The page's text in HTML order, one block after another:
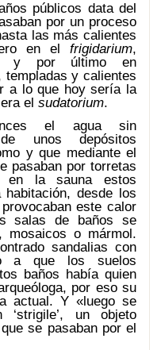
públicos data del
por un proceso
las más calientes
en el frigidarium,
y por último en
y calientes
a lo que hoy sería la
el sudatorium.
el agua sin
unos depósitos
y que mediante el
pasaban por torretas
en la sauna estos
desde los
este calor
salas de baños se
mosaicos o mármol.
sandalias con
a que los suelos
baños había quien
por eso su
actual. Y «luego se
un objeto
se pasaban por el